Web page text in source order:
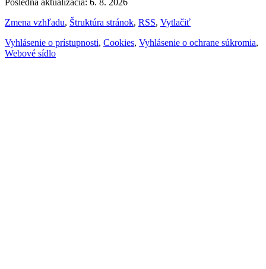
Zmena vzhľadu, Štruktúra stránok, RSS, Vytlačiť
Vyhlásenie o prístupnosti, Cookies, Vyhlásenie o ochrane súkromia,
Webové sídlo